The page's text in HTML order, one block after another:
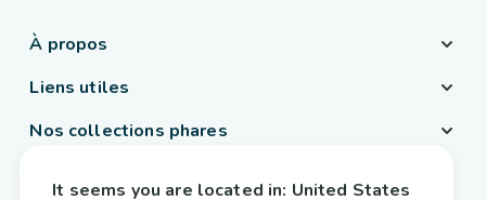
À propos
Liens utiles
Nos collections phares
It seems you are located in: United States